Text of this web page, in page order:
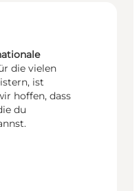
die vielen
ist
hoffen, dass
du